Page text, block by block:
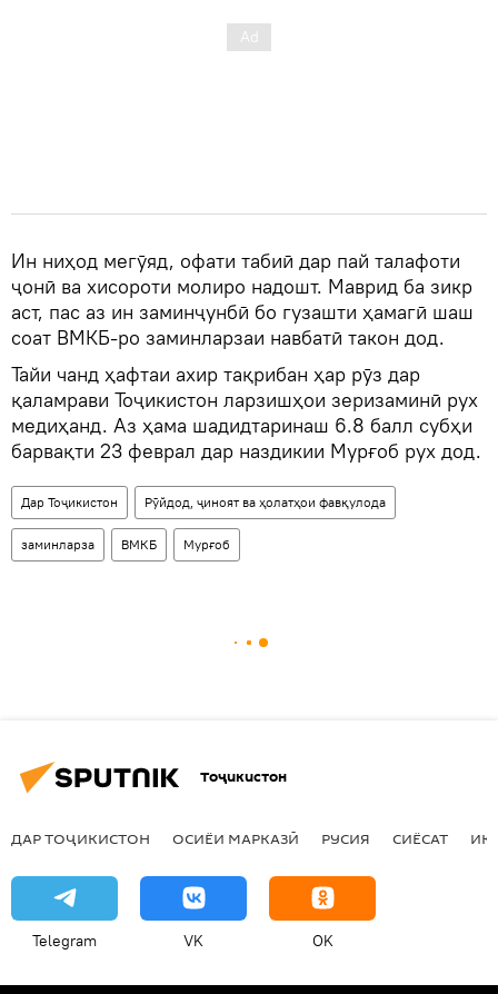
Ин ниҳод мегӯяд, офати табиӣ дар пай талафоти
ҷонӣ ва хисороти молиро надошт. Маврид ба зикр
аст, пас аз ин заминҷунбӣ бо гузашти ҳамагӣ шаш
соат ВМКБ-ро заминларзаи навбатӣ такон дод.
Тайи чанд ҳафтаи ахир тақрибан ҳар рӯз дар
қаламрави Тоҷикистон ларзишҳои зеризаминӣ рух
медиҳанд. Аз ҳама шадидтаринаш 6.8 балл субҳи
барвақти 23 феврал дар наздикии Мурғоб рух дод.
Дар Тоҷикистон Рӯйдод, ҷиноят ва ҳолатҳои фавқулода
заминларза ВМКБ Мурғоб
Тоҷикистон
ДАР ТОҶИКИСТОН ОСИЁИ МАРКАЗӢ РУСИЯ СИЁСАТ
Telegram VK OK